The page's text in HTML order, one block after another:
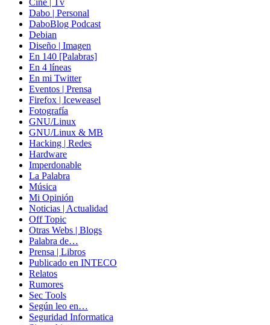
Cine | Tv
Dabo | Personal
DaboBlog Podcast
Debian
Diseño | Imagen
En 140 [Palabras]
En 4 líneas
En mi Twitter
Eventos | Prensa
Firefox | Iceweasel
Fotografía
GNU/Linux
GNU/Linux & MB
Hacking | Redes
Hardware
Imperdonable
La Palabra
Música
Mi Opinión
Noticias | Actualidad
Off Topic
Otras Webs | Blogs
Palabra de…
Prensa | Libros
Publicado en INTECO
Relatos
Rumores
Sec Tools
Según leo en…
Seguridad Informatica